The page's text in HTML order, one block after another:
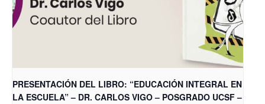
PRESENTACIÓN DEL LIBRO: “EDUCACIÓN INTEGRAL EN
LA ESCUELA” – DR. CARLOS VIGO – POSGRADO UCSF –